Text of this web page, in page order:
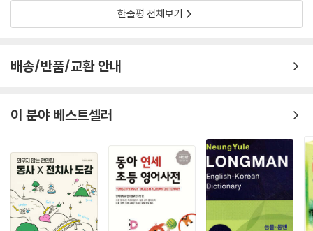
한줄평 전체보기
배송/반품/교환 안내
이 분야 베스트셀러